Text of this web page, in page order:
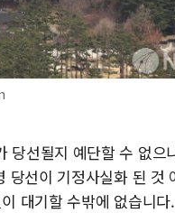
당선될지 예단할 수 없으
선이 기정사실화 된 것
대기할 수밖에 없습니